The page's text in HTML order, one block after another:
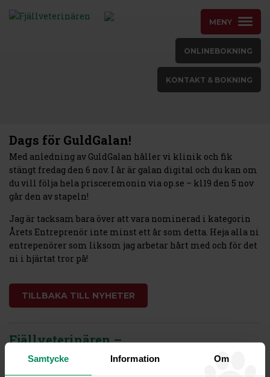
Samtycke Information Om
MENY
ONLINEBOKNING
KONTAKT & BOKNING
Dags för GuldGalan!
Med anledning av GuldGalan håller vi klinik och fik
stängt fredag den 6 nov. I år är galan digital och du kan om
du vill följa hela prisceremonin via op.se – kl19 den 5 nov
går den av stapeln!
Jag är tacksam bara över att vara nominerad i kategorin
Årets Entreprenör inte minst ett år som detta. Heja alla ni
entrepenörer som liksom jag arbetar hårt med och för det
ni i hjärtat tror på!
TILLBAKA TILL NYHETER
Fjällveterinären –
Veterinärklinik och
Friskvårdsbutik